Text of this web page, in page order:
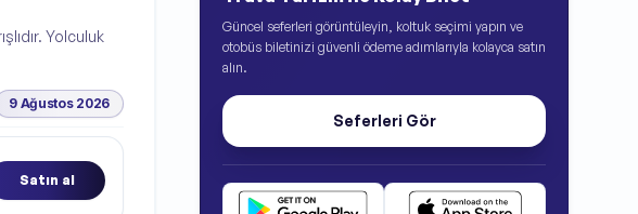
Yolculuk
9 Ağustos 2026
Satın al
Güncel seferleri görüntüleyin, koltuk seçimi yapın ve
otobüs biletinizi güvenli ödeme adımlarıyla kolayca satın
alın.
Seferleri Gör